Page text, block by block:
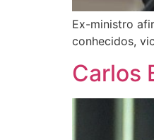
Ex-ministro
conhecidos,
Carlos